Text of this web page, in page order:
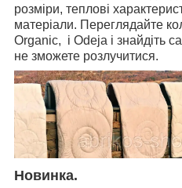
розміри, теплові
матеріали. Переглядайте
Organic, і Odeja і знайдіть
не зможете розлучитися.
Новинка.